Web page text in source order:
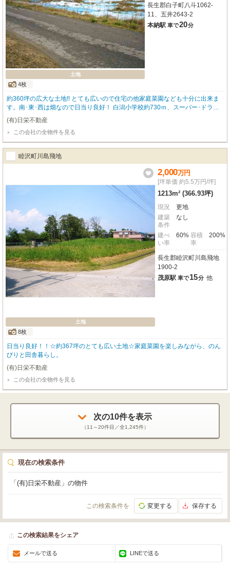
土地
4枚
長生郡白子町八斗1062-
11、五井2643-2
本納駅 車で20分
約360坪の広大な土地!! とても広いので住宅の他家庭菜園なども十分に出来ま
す。南･東･西は畑なので日当り良好！ 白潟小学校約730ｍ、スーパー･ドラッ
グストアなど約900ｍ、白子海岸約1,400ｍ。
(有)日栄不動産
この会社の全物件を見る
睦沢町川島飛地
土地
8枚
2,000万円
[坪単価 約5.5万円/坪]
1213m² (366.93坪)
現況
更地
建築
条件
なし
建ぺ
い率
60% 容積
率
200%
長生郡睦沢町川島飛地
1900-2
茂原駅 車で15分 他
日当り良好！！☆約367坪のとても広い土地☆家庭菜園を楽しみながら、のん
びりと田舎暮らし。
(有)日栄不動産
この会社の全物件を見る
次の10件を表示
（11～20件目／全1,245件）
現在の検索条件
「(有)日栄不動産」の物件
この検索条件を 変更する 保存する
この検索結果をシェア
メールで送る LINEで送る